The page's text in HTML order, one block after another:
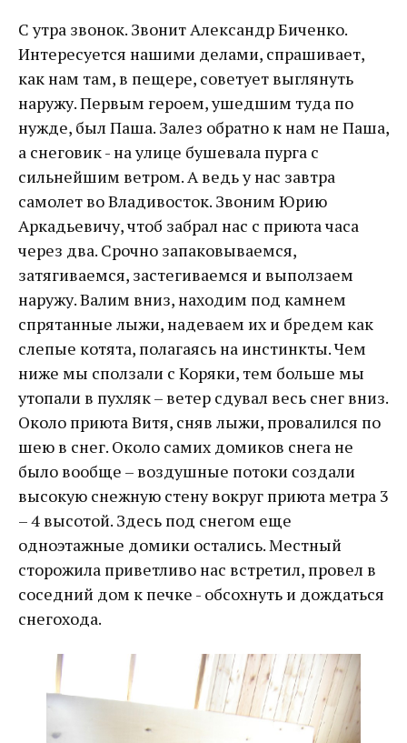
С утра звонок. Звонит Александр Биченко.
Интересуется нашими делами, спрашивает,
как нам там, в пещере, советует выглянуть
наружу. Первым героем, ушедшим туда по
нужде, был Паша. Залез обратно к нам не Паша,
а снеговик - на улице бушевала пурга с
сильнейшим ветром. А ведь у нас завтра
самолет во Владивосток. Звоним Юрию
Аркадьевичу, чтоб забрал нас с приюта часа
через два. Срочно запаковываемся,
затягиваемся, застегиваемся и выползаем
наружу. Валим вниз, находим под камнем
спрятанные лыжи, надеваем их и бредем как
слепые котята, полагаясь на инстинкты. Чем
ниже мы сползали с Коряки, тем больше мы
утопали в пухляк – ветер сдувал весь снег вниз.
Около приюта Витя, сняв лыжи, провалился по
шею в снег. Около самих домиков снега не
было вообще – воздушные потоки создали
высокую снежную стену вокруг приюта метра 3
– 4 высотой. Здесь под снегом еще
одноэтажные домики остались. Местный
сторожила приветливо нас встретил, провел в
соседний дом к печке - обсохнуть и дождаться
снегохода.